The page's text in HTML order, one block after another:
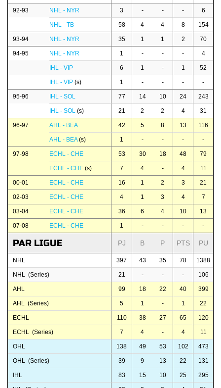
92-93 NHL - NYR 3 - - - 6
NHL - TB 58 4 4 8 154
93-94 NHL - NYR 35 1 1 2 70
94-95 NHL - NYR 1 - - - 4
IHL - VIP 6 1 - 1 52
IHL - VIP (s) 1 - - - -
95-96 IHL - SOL 77 14 10 24 243
IHL - SOL (s) 21 2 2 4 31
96-97 AHL - BEA 42 5 8 13 116
AHL - BEA(s) 1 - - - -
97-98 ECHL - CHE 53 30 18 48 79
ECHL - CHE (s) 7 4 - 4 11
00-01 ECHL - CHE 16 1 2 3 21
02-03 ECHL - CHE 4 1 3 4 7
03-04 ECHL - CHE 36 6 4 10 13
07-08 ECHL - CHE 1 - - - -
PAR LIGUE PJ B P PTS PU
NHL 397 43 35 78 1388
NHL (Series) 21 - - - 106
AHL 99 18 22 40 399
AHL (Series) 5 1 - 1 22
ECHL 110 38 27 65 120
ECHL (Series) 7 4 - 4 11
OHL 138 49 53 102 473
OHL (Series) 39 9 13 22 131
IHL 83 15 10 25 295